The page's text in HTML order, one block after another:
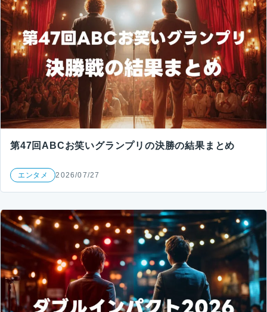
第47回ABCお笑いグランプリの決勝の結果まとめ
エンタメ 2026/07/27